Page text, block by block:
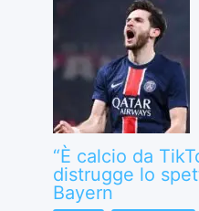
“È calcio da
distrugge lo
Bayern